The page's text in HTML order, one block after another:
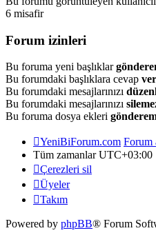
6 misafir
Forum izinleri
Bu foruma yeni başlıklar
Bu forumdaki başlıklara cevap
Bu forumdaki mesajlarınızı
Bu forumdaki mesajlarınızı
Bu foruma dosya ekleri
YeniBiForum.com Forum
Tüm zamanlarUTC+03:00
Çerezleri sil
Üyeler
Takım
Powered by phpBB® Forum